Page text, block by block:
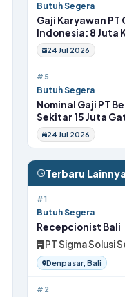
Butuh Segera
Gaji Karyawan PT
Indonesia: 8 Juta
Tunjangan Komplit
Transport
24 Jul 2026
#5
Butuh Segera
Nominal Gaji PT
Sekitar 15 Juta
Insentif Rutin
24 Jul 2026
Terbaru Lainnya
#1
Butuh Segera
Recepcionist Bali
PT Sigma Solusi
Denpasar, Bali
#2